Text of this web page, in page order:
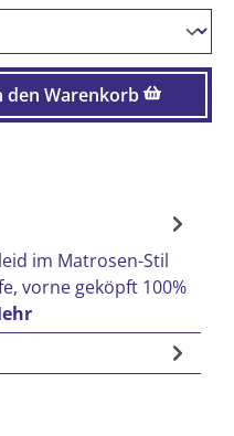
gewünschten
den Warenkorb
im Matrosen-Stil
vorne geköpft 100%